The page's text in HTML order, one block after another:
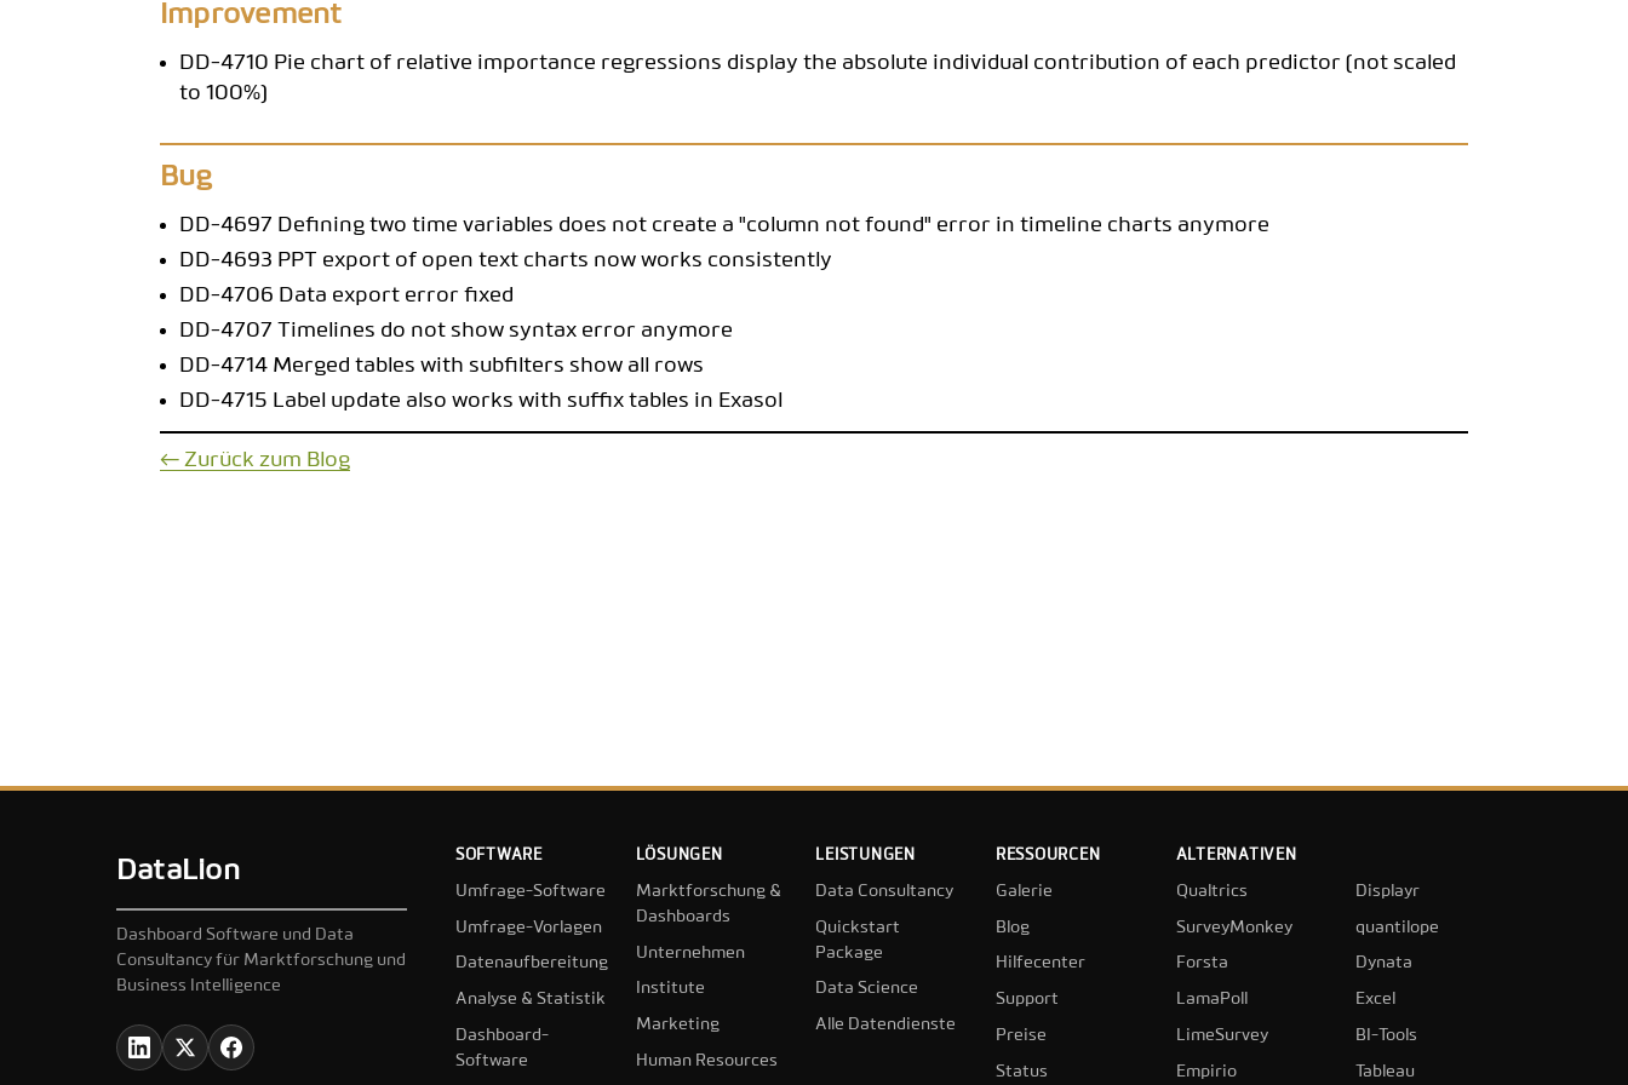
Improvement
DD-4710 Pie chart of relative importance regressions display the absolute individual contribution of each predictor (not scaled
to 100%)
Bug
DD-4697 Defining two time variables does not create a "column not found" error in timeline charts anymore
DD-4693 PPT export of open text charts now works consistently
DD-4706 Data export error fixed
DD-4707 Timelines do not show syntax error anymore
DD-4714 Merged tables with subfilters show all rows
DD-4715 Label update also works with suffix tables in Exasol
← Zurück zum Blog
DataLion
Dashboard Software und Data
Consultancy für Marktforschung und
Business Intelligence
SOFTWARE
Umfrage-Software
Umfrage-Vorlagen
Datenaufbereitung
Analyse & Statistik
Dashboard-
Software
LÖSUNGEN
Marktforschung &
Dashboards
Unternehmen
Institute
Marketing
Human Resources
LEISTUNGEN
Data Consultancy
Quickstart
Package
Data Science
Alle Datendienste
RESSOURCEN
Galerie
Blog
Hilfecenter
Support
Preise
Status
ALTERNATIVEN
Qualtrics
SurveyMonkey
Forsta
LamaPoll
LimeSurvey
Empirio
Displayr
quantilope
Dynata
Excel
BI-Tools
Tableau